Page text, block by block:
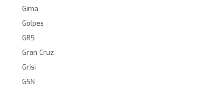
Gima
Golpes
GR5
Gran Cruz
Grisi
GSN